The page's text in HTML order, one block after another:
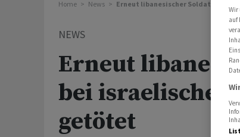
Home News Erneut libanesischer Soldat bei
NEWS
Erneut
bei
getötet
Wir
auf